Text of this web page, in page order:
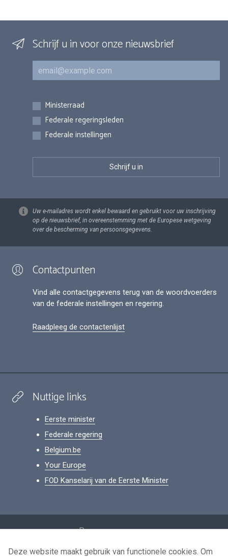
Schrijf u in voor onze nieuwsbrief
E-mail
Inschrijvingen
Ministerraad
Federale regeringsleden
Federale instellingen
Uw e-mailadres wordt enkel bewaard en gebruikt voor uw inschrijving
op de nieuwsbrief, in overeenstemming met de Europese wetgeving
over de bescherming van persoonsgegevens.
Contactpunten
Vind alle contactgegevens terug van de woordvoerders
van de federale instellingen en regering.
Raadpleeg de contactenlijst
Nuttige links
Eerste minister
Federale regering
Belgium.be
Your Europe
FOD Kanselarij van de Eerste Minister
Persoonsgegevens
Voorwaarden voor het hergebruik
Deze website maakt gebruik van functionele cookies. Om